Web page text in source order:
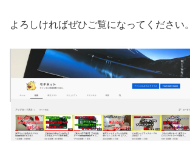
よろしければぜひご覧になってください。